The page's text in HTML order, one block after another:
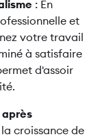
: En
et
votre travail
à satisfaire
d'assoir
croissance de